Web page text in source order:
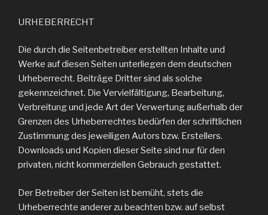
URHEBERRECHT
Die durch die Seitenbetreiber erstellten Inhalte und
Werke auf diesen Seiten unterliegen dem deutschen
Urheberrecht. Beiträge Dritter sind als solche
gekennzeichnet. Die Vervielfältigung, Bearbeitung,
Verbreitung und jede Art der Verwertung außerhalb der
Grenzen des Urheberrechtes bedürfen der schriftlichen
Zustimmung des jeweiligen Autors bzw. Erstellers.
Downloads und Kopien dieser Seite sind nur für den
privaten, nicht kommerziellen Gebrauch gestattet.
Der Betreiber der Seiten ist bemüht, stets die
Urheberrechte anderer zu beachten bzw. auf selbst